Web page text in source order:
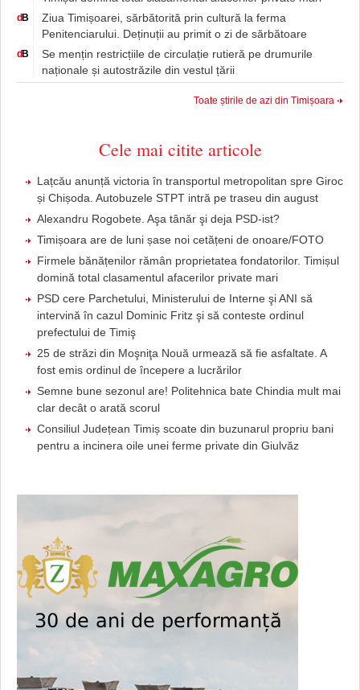
dB
Ziua Timișoarei, sărbătorită prin cultură la ferma
Penitenciarului. Deținuții au primit o zi de sărbătoare
dB
Se mențin restricțiile de circulație rutieră pe drumurile
naționale și autostrăzile din vestul țării
Toate știrile de azi din Timișoara
Cele mai citite articole
Lațcău anunță victoria în transportul metropolitan spre Giroc
și Chișoda. Autobuzele STPT intră pe traseu din august
Alexandru Rogobete. Aşa tânăr şi deja PSD-ist?
Timișoara are de luni șase noi cetățeni de onoare/FOTO
Firmele bănățenilor rămân proprietatea fondatorilor. Timișul
domină total clasamentul afacerilor private mari
PSD cere Parchetului, Ministerului de Interne şi ANI să
intervină în cazul Dominic Fritz şi să conteste ordinul
prefectului de Timiş
25 de străzi din Moşniţa Nouă urmează să fie asfaltate. A
fost emis ordinul de începere a lucrărilor
Semne bune sezonul are! Politehnica bate Chindia mult mai
clar decât o arată scorul
Consiliul Județean Timiș scoate din buzunarul propriu bani
pentru a incinera oile unei ferme private din Giulvăz